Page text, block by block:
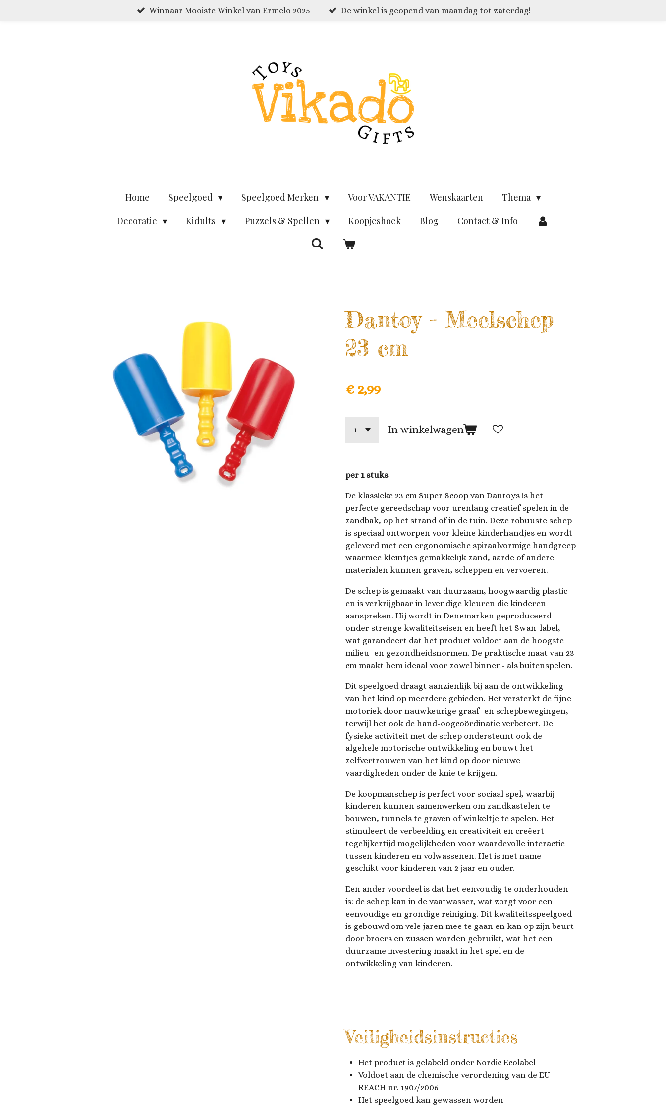
Winnaar Mooiste Winkel van Ermelo 2025 De winkel is geopend van maandag tot zaterdag!
Home Speelgoed Speelgoed Merken Voor VAKANTIE Wenskaarten
Thema
Decoratie
Kidults Puzzels & Spellen Koopjeshoek Blog Contact & Info
Dantoy - Meelschep
23 cm
€ 2,99
In winkelwagen
per 1 stuks
De klassieke 23 cm Super Scoop van Dantoys is het
perfecte gereedschap voor urenlang creatief spelen in de
zandbak, op het strand of in de tuin. Deze robuuste schep
is speciaal ontworpen voor kleine kinderhandjes en wordt
geleverd met een ergonomische spiraalvormige handgreep
waarmee kleintjes gemakkelijk zand, aarde of andere
materialen kunnen graven, scheppen en vervoeren.
De schep is gemaakt van duurzaam, hoogwaardig plastic
en is verkrijgbaar in levendige kleuren die kinderen
aanspreken. Hij wordt in Denemarken geproduceerd
onder strenge kwaliteitseisen en heeft het Swan-label,
wat garandeert dat het product voldoet aan de hoogste
milieu- en gezondheidsnormen. De praktische maat van 23
cm maakt hem ideaal voor zowel binnen- als buitenspelen.
Dit speelgoed draagt ​​aanzienlijk bij aan de ontwikkeling
van het kind op meerdere gebieden. Het versterkt de fijne
motoriek door nauwkeurige graaf- en schepbewegingen,
terwijl het ook de hand-oogcoördinatie verbetert. De
fysieke activiteit met de schep ondersteunt ook de
algehele motorische ontwikkeling en bouwt het
zelfvertrouwen van het kind op door nieuwe
vaardigheden onder de knie te krijgen.
De koopmanschep is perfect voor sociaal spel, waarbij
kinderen kunnen samenwerken om zandkastelen te
bouwen, tunnels te graven of winkeltje te spelen. Het
stimuleert de verbeelding en creativiteit en creëert
tegelijkertijd mogelijkheden voor waardevolle interactie
tussen kinderen en volwassenen. Het is met name
geschikt voor kinderen van 2 jaar en ouder.
Een ander voordeel is dat het eenvoudig te onderhouden
is: de schep kan in de vaatwasser, wat zorgt voor een
eenvoudige en grondige reiniging. Dit kwaliteitsspeelgoed
is gebouwd om vele jaren mee te gaan en kan op zijn beurt
door broers en zussen worden gebruikt, wat het een
duurzame investering maakt in het spel en de
ontwikkeling van kinderen.
Veiligheidsinstructies
Het product is gelabeld onder Nordic Ecolabel
Voldoet aan de chemische verordening van de EU
REACH nr. 1907/2006
Het speelgoed kan gewassen worden